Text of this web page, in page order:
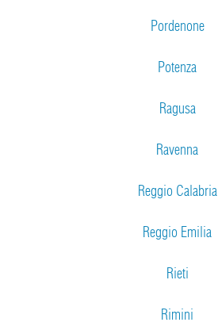
Pordenone
Potenza
Ragusa
Ravenna
Reggio Calabria
Reggio Emilia
Rieti
Rimini